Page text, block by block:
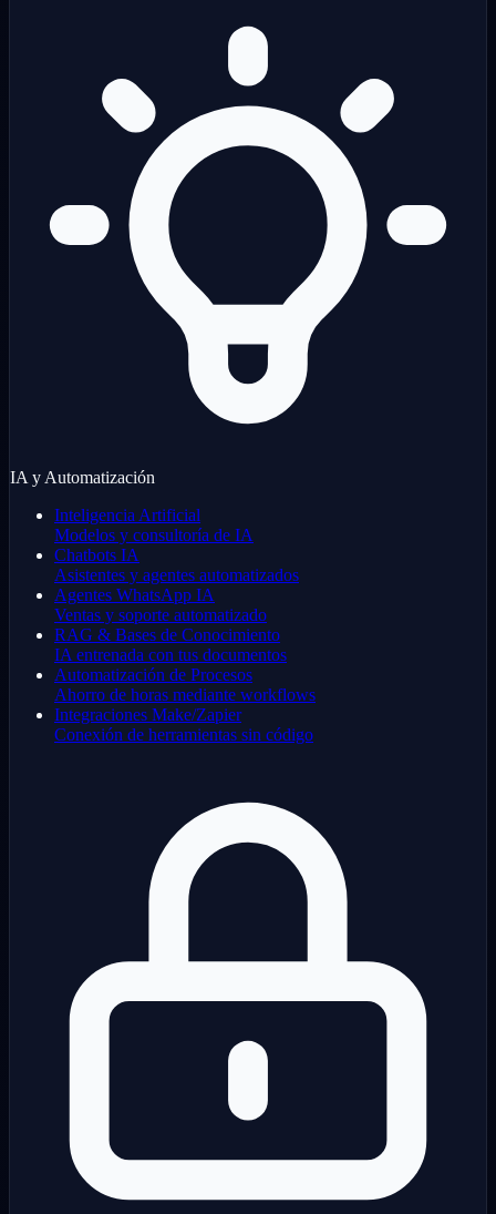
IA y Automatización
Inteligencia Artificial
Modelos y consultoría de IA
Chatbots IA
Asistentes y agentes automatizados
Agentes WhatsApp IA
Ventas y soporte automatizado
RAG & Bases de Conocimiento
IA entrenada con tus documentos
Automatización de Procesos
Ahorro de horas mediante workflows
Integraciones Make/Zapier
Conexión de herramientas sin código